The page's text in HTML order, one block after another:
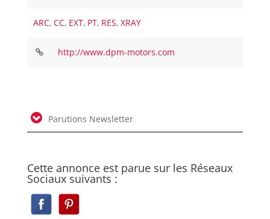
ARC, CC, EXT, PT, RES, XRAY
http://www.dpm-motors.com
Parutions Newsletter
Cette annonce est parue sur les Réseaux
Sociaux suivants :